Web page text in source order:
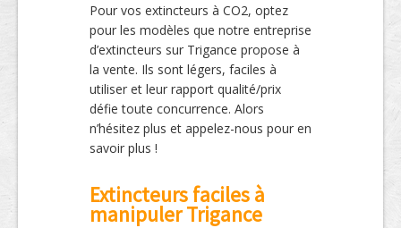
Pour vos extincteurs à CO2, optez
pour les modèles que notre entreprise
d’extincteurs sur Trigance propose à
la vente. Ils sont légers, faciles à
utiliser et leur rapport qualité/prix
défie toute concurrence. Alors
n’hésitez plus et appelez-nous pour en
savoir plus !
Extincteurs faciles à
manipuler Trigance